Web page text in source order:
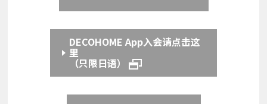
DECOHOME App入会请点击这
里
（只限日语）